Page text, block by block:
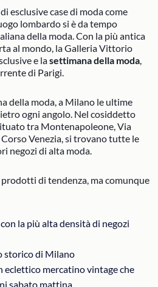
esclusive case di moda come
lombardo si è da tempo
della moda. Con la più antica
al mondo, la Galleria Vittorio
e lasettimana della moda,
di Parigi.
della moda, a Milano le ultime
ogni angolo. Nel cosiddetto
tra Montenapoleone, Via
Venezia, si trovano tutte le
negozi di alta moda.
di tendenza, ma comunque
la più alta densità di negozi
storico di Milano
eclettico mercatino vintage che
sabato mattina